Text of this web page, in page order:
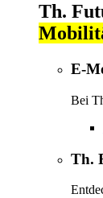
Th.
E-
Bei
Th.